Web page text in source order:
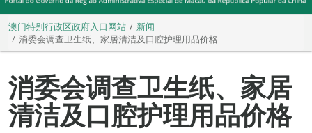
澳门特别行政区政府入口网站
新闻
消委会调查卫生纸、家居清洁及口腔护理用品价格
消委会调查卫生纸、家居
清洁及口腔护理用品价格